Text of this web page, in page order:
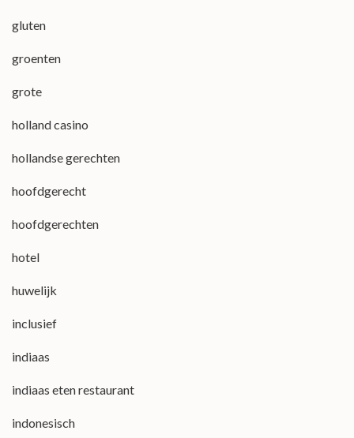
gluten
groenten
grote
holland casino
hollandse gerechten
hoofdgerecht
hoofdgerechten
hotel
huwelijk
inclusief
indiaas
indiaas eten restaurant
indonesisch